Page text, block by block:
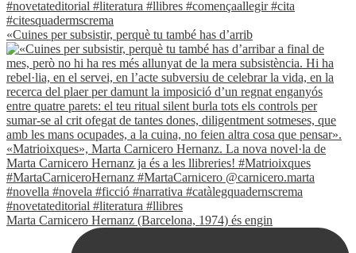
«Cuines per subsistir, perquè tu també has d’arrib
Marta Carnicero Hernanz (Barcelona, 1974) és engin